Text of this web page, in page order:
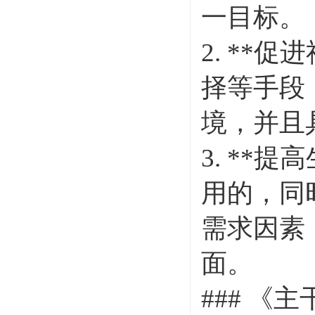
一目标。
2. **促进
择等手段
境，并且
3. **提高
用的，
需求因素
面。
### 《主